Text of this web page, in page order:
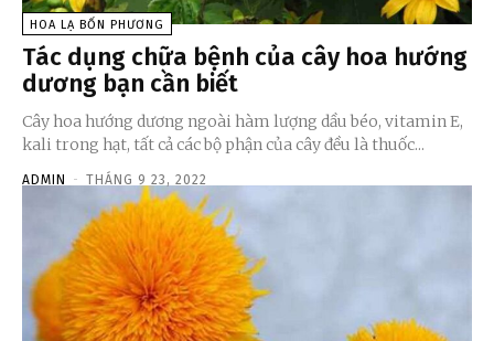
HOA LẠ BỐN PHƯƠNG
Tác dụng chữa bệnh của cây hoa hướng
dương bạn cần biết
Cây hoa hướng dương ngoài hàm lượng dầu béo, vitamin E,
kali trong hạt, tất cả các bộ phận của cây đều là thuốc...
ADMIN - THÁNG 9 23, 2022